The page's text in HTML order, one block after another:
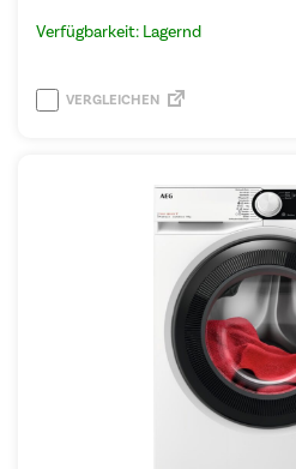
Verfügbarkeit: Lagernd
VERGLEICHEN